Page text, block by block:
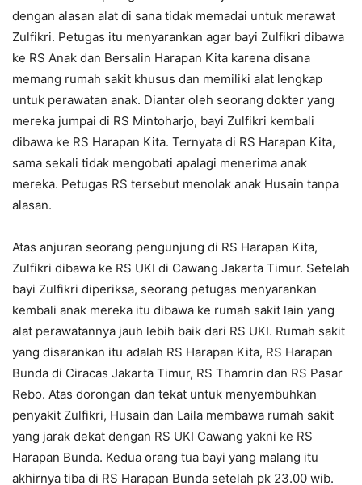
dengan alasan alat di sana tidak memadai untuk merawat
Zulfikri. Petugas itu menyarankan agar bayi Zulfikri dibawa
ke RS Anak dan Bersalin Harapan Kita karena disana
memang rumah sakit khusus dan memiliki alat lengkap
untuk perawatan anak. Diantar oleh seorang dokter yang
mereka jumpai di RS Mintoharjo, bayi Zulfikri kembali
dibawa ke RS Harapan Kita. Ternyata di RS Harapan Kita,
sama sekali tidak mengobati apalagi menerima anak
mereka. Petugas RS tersebut menolak anak Husain tanpa
alasan.
Atas anjuran seorang pengunjung di RS Harapan Kita,
Zulfikri dibawa ke RS UKI di Cawang Jakarta Timur. Setelah
bayi Zulfikri diperiksa, seorang petugas menyarankan
kembali anak mereka itu dibawa ke rumah sakit lain yang
alat perawatannya jauh lebih baik dari RS UKI. Rumah sakit
yang disarankan itu adalah RS Harapan Kita, RS Harapan
Bunda di Ciracas Jakarta Timur, RS Thamrin dan RS Pasar
Rebo. Atas dorongan dan tekat untuk menyembuhkan
penyakit Zulfikri, Husain dan Laila membawa rumah sakit
yang jarak dekat dengan RS UKI Cawang yakni ke RS
Harapan Bunda. Kedua orang tua bayi yang malang itu
akhirnya tiba di RS Harapan Bunda setelah pk 23.00 wib.